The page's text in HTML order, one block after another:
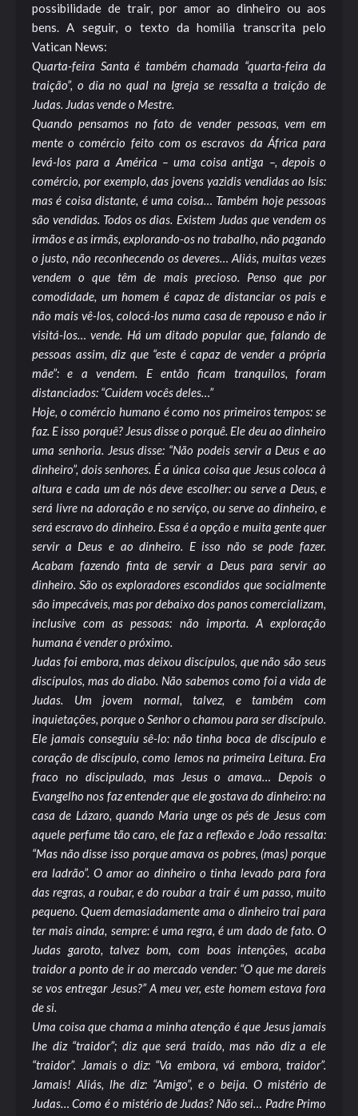
possibilidade de trair, por amor ao dinheiro ou aos
bens. A seguir, o texto da homilia transcrita pelo
Vatican News:
Quarta-feira Santa é também chamada “quarta-feira da
traição”, o dia no qual na Igreja se ressalta a traição de
Judas. Judas vende o Mestre.
Quando pensamos no fato de vender pessoas, vem em
mente o comércio feito com os escravos da África para
levá-los para a América – uma coisa antiga –, depois o
comércio, por exemplo, das jovens yazidis vendidas ao Isis:
mas é coisa distante, é uma coisa… Também hoje pessoas
são vendidas. Todos os dias. Existem Judas que vendem os
irmãos e as irmãs, explorando-os no trabalho, não pagando
o justo, não reconhecendo os deveres… Aliás, muitas vezes
vendem o que têm de mais precioso. Penso que por
comodidade, um homem é capaz de distanciar os pais e
não mais vê-los, colocá-los numa casa de repouso e não ir
visitá-los… vende. Há um ditado popular que, falando de
pessoas assim, diz que “este é capaz de vender a própria
mãe”: e a vendem. E então ficam tranquilos, foram
distanciados: “Cuidem vocês deles…”
Hoje, o comércio humano é como nos primeiros tempos: se
faz. E isso porquê? Jesus disse o porquê. Ele deu ao dinheiro
uma senhoria. Jesus disse: “Não podeis servir a Deus e ao
dinheiro”, dois senhores. É a única coisa que Jesus coloca à
altura e cada um de nós deve escolher: ou serve a Deus, e
será livre na adoração e no serviço, ou serve ao dinheiro, e
será escravo do dinheiro. Essa é a opção e muita gente quer
servir a Deus e ao dinheiro. E isso não se pode fazer.
Acabam fazendo finta de servir a Deus para servir ao
dinheiro. São os exploradores escondidos que socialmente
são impecáveis, mas por debaixo dos panos comercializam,
inclusive com as pessoas: não importa. A exploração
humana é vender o próximo.
Judas foi embora, mas deixou discípulos, que não são seus
discípulos, mas do diabo. Não sabemos como foi a vida de
Judas. Um jovem normal, talvez, e também com
inquietações, porque o Senhor o chamou para ser discípulo.
Ele jamais conseguiu sê-lo: não tinha boca de discípulo e
coração de discípulo, como lemos na primeira Leitura. Era
fraco no discipulado, mas Jesus o amava… Depois o
Evangelho nos faz entender que ele gostava do dinheiro: na
casa de Lázaro, quando Maria unge os pés de Jesus com
aquele perfume tão caro, ele faz a reflexão e João ressalta:
“Mas não disse isso porque amava os pobres, (mas) porque
era ladrão”. O amor ao dinheiro o tinha levado para fora
das regras, a roubar, e do roubar a trair é um passo, muito
pequeno. Quem demasiadamente ama o dinheiro trai para
ter mais ainda, sempre: é uma regra, é um dado de fato. O
Judas garoto, talvez bom, com boas intenções, acaba
traidor a ponto de ir ao mercado vender: “O que me dareis
se vos entregar Jesus?” A meu ver, este homem estava fora
de si.
Uma coisa que chama a minha atenção é que Jesus jamais
lhe diz “traidor”; diz que será traído, mas não diz a ele
“traidor”. Jamais o diz: “Va embora, vá embora, traidor”.
Jamais! Aliás, lhe diz: “Amigo”, e o beija. O mistério de
Judas… Como é o mistério de Judas? Não sei… Padre Primo